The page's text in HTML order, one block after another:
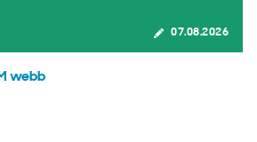
07.08.2026